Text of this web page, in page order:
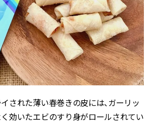
された薄い春巻きの皮には、ガーリッ
効いたエビのすり身がロールされてい